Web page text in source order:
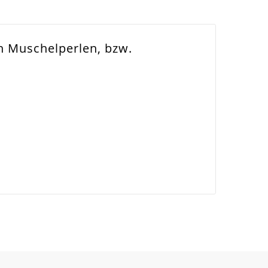
Muschelperlen, bzw.